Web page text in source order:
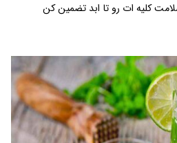
کلیه ات رو تا ابد تضمین کن